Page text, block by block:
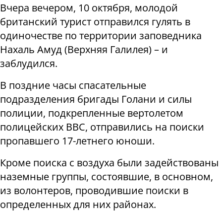
Вчера вечером, 10 октября, молодой
британский турист отправился гулять в
одиночестве по территории заповедника
Нахаль Амуд (Верхняя Галилея) – и
заблудился.
В поздние часы спасательные
подразделения бригады Голани и силы
полиции, подкрепленные вертолетом
полицейских ВВС, отправились на поиски
пропавшего 17-летнего юноши.
Кроме поиска с воздуха были задействованы
наземные группы, состоявшие, в основном,
из волонтеров, проводившие поиски в
определенных для них районах.